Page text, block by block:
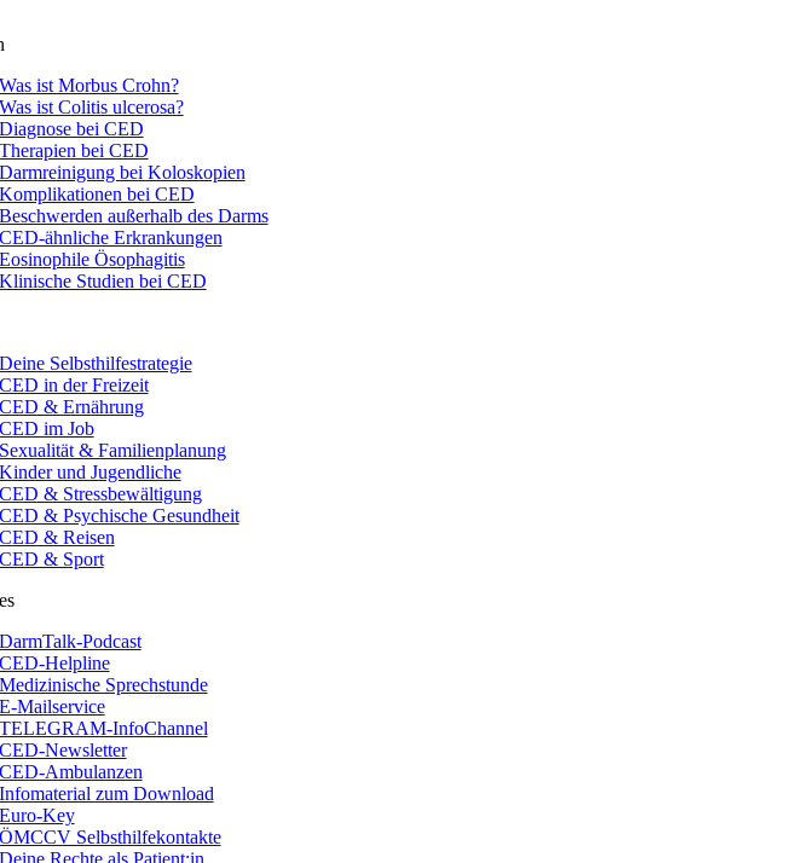
ist Morbus Crohn?
ist Colitis ulcerosa?
bei CED
bei CED
bei Koloskopien
bei CED
außerhalb des Darms
ähnliche Erkrankungen
Ösophagitis
Studien bei CED
Selbsthilfestrategie
in der Freizeit
& Ernährung
im Job
& Familienplanung
und Jugendliche
& Stressbewältigung
& Psychische Gesundheit
& Reisen
& Sport
Podcast
Helpline
Sprechstunde
Mailservice
InfoChannel
Newsletter
Ambulanzen
zum Download
Key
Selbsthilfekontakte
Rechte als Patient:in